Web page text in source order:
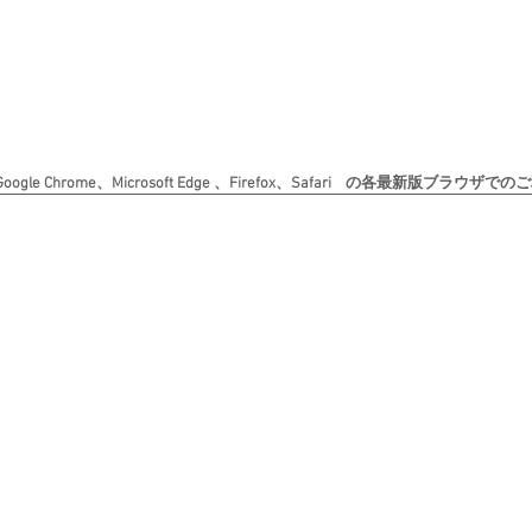
Chrome、Microsoft Edge 、Firefox、Safari の各最新版ブラウザでのご